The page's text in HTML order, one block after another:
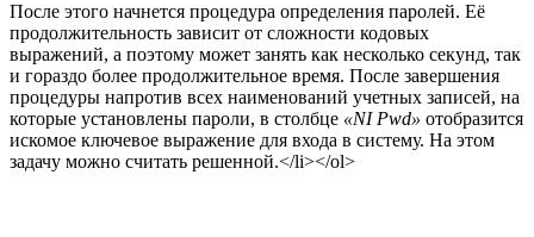
После этого начнется процедура определения паролей. Её
продолжительность зависит от сложности кодовых
выражений, а поэтому может занять как несколько секунд, так
и гораздо более продолжительное время. После завершения
процедуры напротив всех наименований учетных записей, на
которые установлены пароли, в столбце «NI Pwd» отобразится
искомое ключевое выражение для входа в систему. На этом
задачу можно считать решенной.</li></ol>